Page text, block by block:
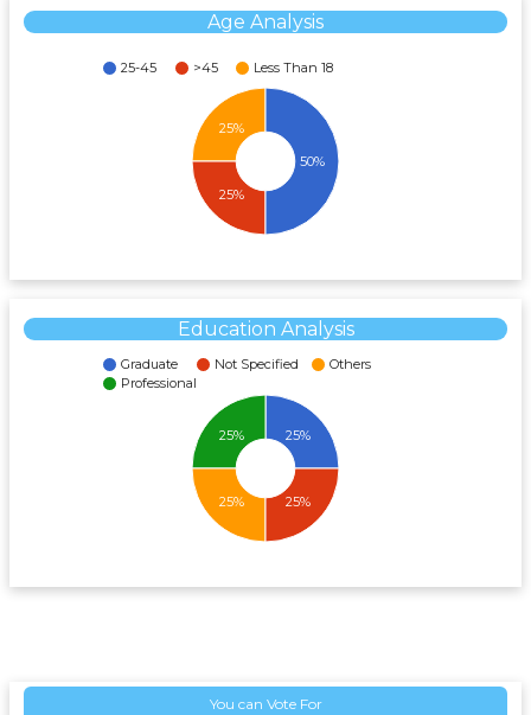
Age Analysis
25-45 >45 Less Than 18
25%
25%
50%
Education Analysis
Graduate Not Specified
Others
Professional
25%
25%
25% 25%
You can Vote For